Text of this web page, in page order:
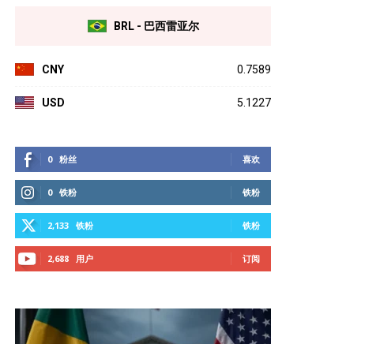
BRL - 巴西雷亚尔
CNY 0.7589
USD 5.1227
0 粉丝 喜欢
0 铁粉 铁粉
2,133 铁粉 铁粉
2,688 用户 订阅